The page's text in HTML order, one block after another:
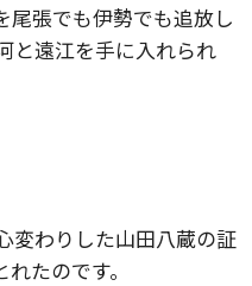
尾張でも伊勢でも追放し
と遠江を手に入れられ
変わりした山田八蔵の証
たのです。